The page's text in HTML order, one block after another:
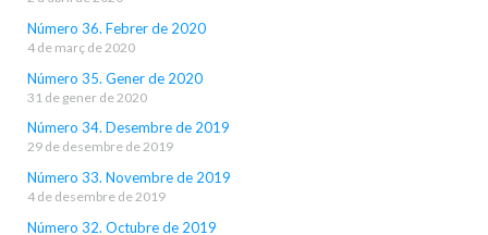
Número 36. Febrer de 2020
4 de març de 2020
Número 35. Gener de 2020
31 de gener de 2020
Número 34. Desembre de 2019
29 de desembre de 2019
Número 33. Novembre de 2019
4 de desembre de 2019
Número 32. Octubre de 2019